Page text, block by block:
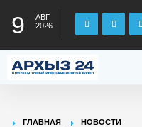
9
АВГ
2026
ГЛАВНАЯ
НОВОСТИ